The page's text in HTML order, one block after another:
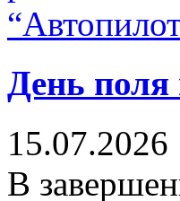
День поля
15.07.2026
В